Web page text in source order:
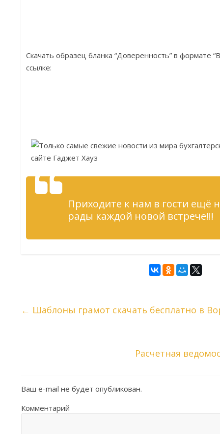
Скачать образец бланка “Доверенность” в формате
ссылке:
Приходите к нам в гости ещё
рады каждой новой встрече!!!
← Шаблоны грамот скачать бесплатно в
Расчетная
Ваш e-mail не будет опубликован.
Комментарий